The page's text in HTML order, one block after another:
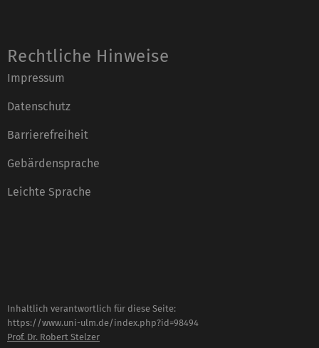
Rechtliche Hinweise
Impressum
Datenschutz
Barrierefreiheit
Gebärdensprache
Leichte Sprache
Inhaltlich verantwortlich für diese Seite:
https://www.uni-ulm.de/index.php?id=98494
Prof. Dr. Robert Stelzer